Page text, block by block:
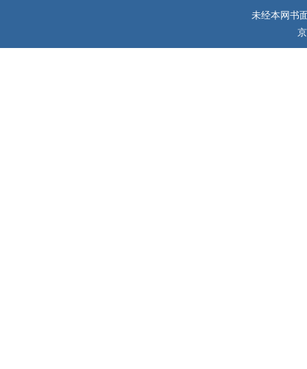
未经本网书